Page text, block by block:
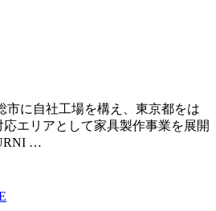
市に自社工場を構え、東京都をは
エリアとして家具製作事業を展開
…